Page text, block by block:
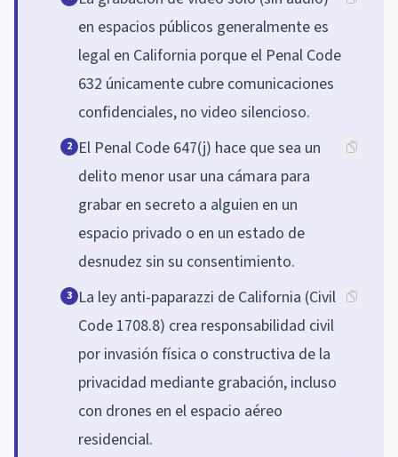
en espacios públicos generalmente es
legal en California porque el Penal Code
632 únicamente cubre comunicaciones
confidenciales, no video silencioso.
2 El Penal Code 647(j) hace que sea un
delito menor usar una cámara para
grabar en secreto a alguien en un
espacio privado o en un estado de
desnudez sin su consentimiento.
3 La ley anti-paparazzi de California (Civil
Code 1708.8) crea responsabilidad civil
por invasión física o constructiva de la
privacidad mediante grabación, incluso
con drones en el espacio aéreo
residencial.